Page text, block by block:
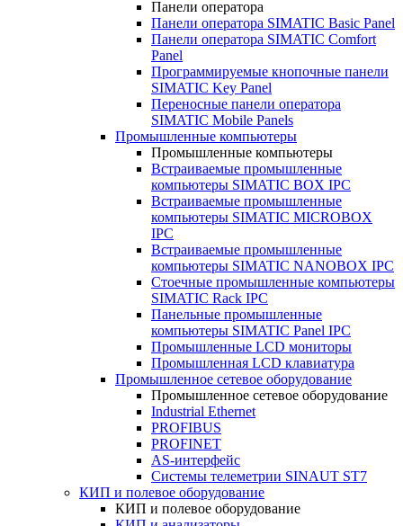
Панели оператора
Панели оператора SIMATIC Basic Panel
Панели оператора SIMATIC Comfort
Panel
Программируемые кнопочные панели
SIMATIC Key Panel
Переносные панели оператора
SIMATIC Mobile Panels
Промышленные компьютеры
Промышленные компьютеры
Встраиваемые промышленные
компьютеры SIMATIC BOX IPC
Встраиваемые промышленные
компьютеры SIMATIC MICROBOX
IPC
Встраиваемые промышленные
компьютеры SIMATIC NANOBOX IPC
Стоечные промышленные компьютеры
SIMATIC Rack IPC
Панельные промышленные
компьютеры SIMATIC Panel IPC
Промышленные LCD мониторы
Промышленная LCD клавиатура
Промышленное сетевое оборудование
Промышленное сетевое оборудование
Industrial Ethernet
PROFIBUS
PROFINET
AS-интерфейс
Системы телеметрии SINAUT ST7
КИП и полевое оборудование
КИП и полевое оборудование